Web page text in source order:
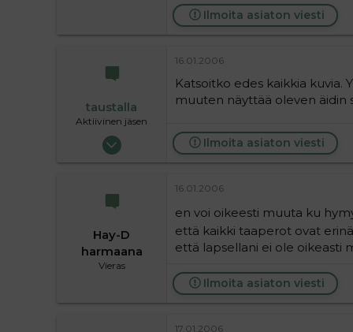
Ilmoita asiaton viesti
taustalla
Aktiivinen jäsen
19.05.2004
16.01.2006
Katsoitko edes kaikkia kuvia.
muuten näyttää oleven äidin
Ilmoita asiaton viesti
Hay-D
harmaana
Vieras
16.01.2006
en voi oikeesti muuta ku
että kaikki taaperot ovat
että lapsellani ei ole oikeasti
Ilmoita asiaton viesti
17.01.2006